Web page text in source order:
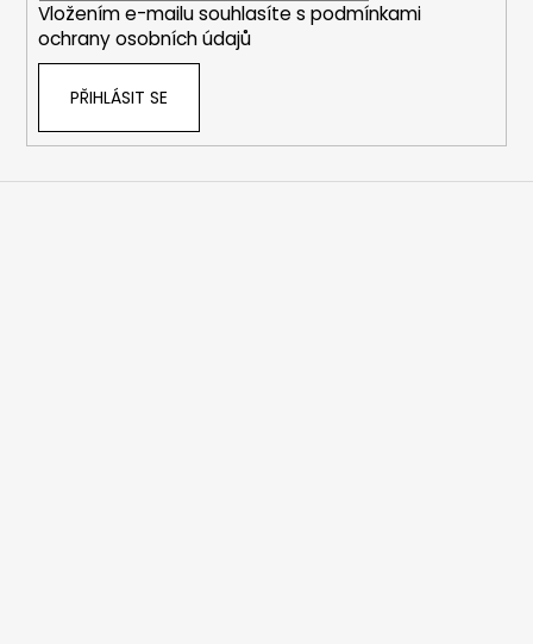
Vložením e-mailu souhlasíte s podmínkami
ochrany osobních údajů
PŘIHLÁSIT SE